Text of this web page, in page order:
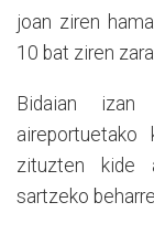
joan ziren
10 bat ziren
Bidaian izan
zituzten kide
sartzeko